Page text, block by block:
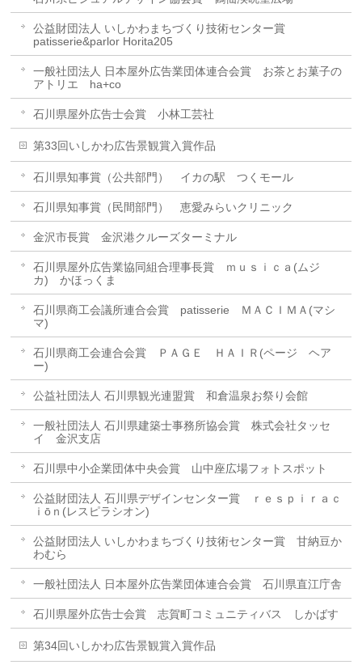
公益財団法人 いしかわまちづくり技術センター賞
patisserie&parlor Horita205
一般社団法人 日本屋外広告業団体連合会賞 お茶とお菓子の
アトリエ ha+co
石川県屋外広告士会賞 小林工芸社
第33回いしかわ広告景観賞入賞作品
石川県知事賞（公共部門） イカの駅 つくモール
石川県知事賞（民間部門） 恵愛みらいクリニック
金沢市長賞 金沢港クルーズターミナル
石川県屋外広告業協同組合理事長賞 ｍｕｓｉｃａ(ムジ
カ) かほっくま
石川県商工会議所連合会賞 patisserie ＭＡＣＩＭＡ(マシ
マ)
石川県商工会連合会賞 ＰＡＧＥ ＨＡＩＲ(ページ ヘア
ー)
公益社団法人 石川県観光連盟賞 和倉温泉お祭り会館
一般社団法人 石川県建築士事務所協会賞 株式会社タッセ
イ 金沢支店
石川県中小企業団体中央会賞 山中座広場フォトスポット
公益財団法人 石川県デザインセンター賞 ｒｅｓｐｉｒａｃ
ｉōｎ(レスピラシオン)
公益財団法人 いしかわまちづくり技術センター賞 甘納豆か
わむら
一般社団法人 日本屋外広告業団体連合会賞 石川県直江庁舎
石川県屋外広告士会賞 志賀町コミュニティバス しかばす
第34回いしかわ広告景観賞入賞作品